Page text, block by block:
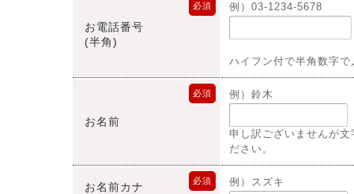
お電話番号
必須
(半角)
例）03-1234-5678
ハイフン付で半角数字
お名前
必須 例）鈴木
申し訳ございませんが
ださい。
お名前カナ 必須 例）スズキ